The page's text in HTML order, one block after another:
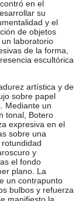
en el
su
y el
de objetos
laboratorio
de la forma,
escultórica
artística y de
sobre papel
Mediante un
tonal, Botero
expresiva en el
sobre una
y
el fondo
plano. La
un contrapunto
bulbos y refuerza